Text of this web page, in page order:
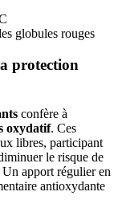
globules rouges
protection
confère à
oxydatif. Ces
libres, participant
le risque de
apport régulier en
antioxydante